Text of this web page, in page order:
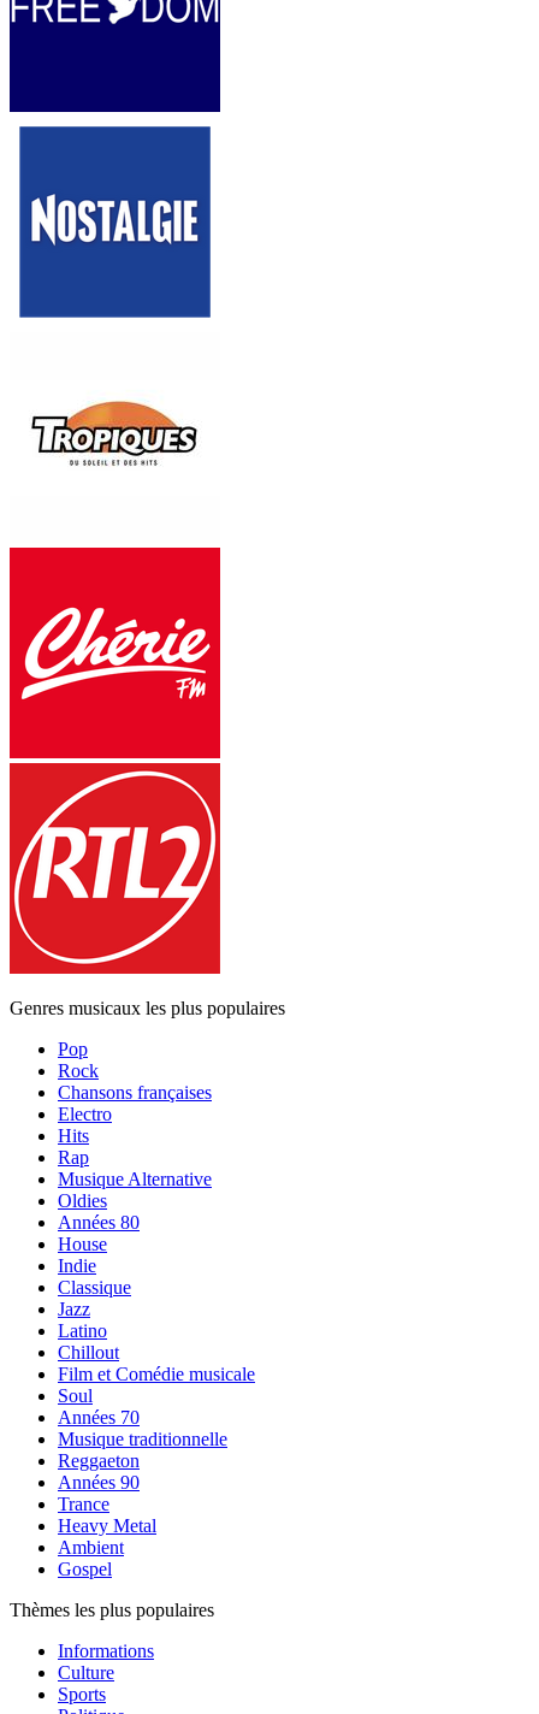
Genres musicaux les plus populaires
Pop
Rock
Chansons françaises
Electro
Hits
Rap
Musique Alternative
Oldies
Années 80
House
Indie
Classique
Jazz
Latino
Chillout
Film et Comédie musicale
Soul
Années 70
Musique traditionnelle
Reggaeton
Années 90
Trance
Heavy Metal
Ambient
Gospel
Thèmes les plus populaires
Informations
Culture
Sports